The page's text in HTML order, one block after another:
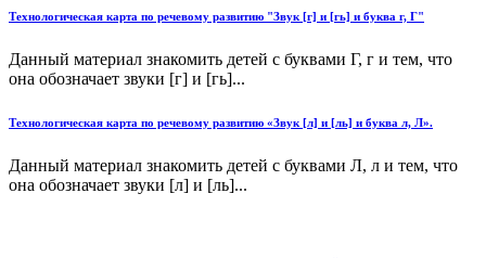
Технологическая карта по речевому развитию "Звук [г] и [гь] и буква г, Г"
Данный материал знакомить детей с буквами Г, г и тем, что
она обозначает звуки [г] и [гь]...
Технологическая карта по речевому развитию «Звук [л] и [ль] и буква л, Л».
Данный материал знакомить детей с буквами Л, л и тем, что
она обозначает звуки [л] и [ль]...